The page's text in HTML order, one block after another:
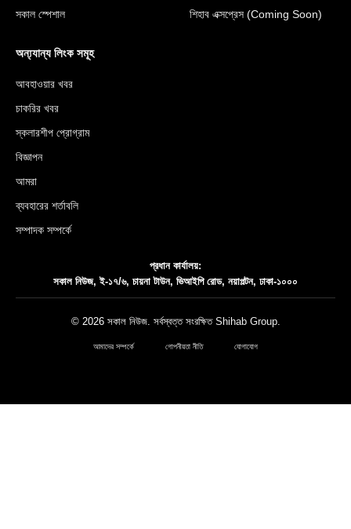
সকাল স্পেশাল
শিহাব এক্সপ্রেস (Coming Soon)
অন্য্যান্য লিংক সমূহ
আবহাওয়ার খবর
চাকরির খবর
স্কলারশীপ প্রোগ্রাম
বিজ্ঞাপন
আমরা
ব্যবহারের শর্তাবলি
সম্পাদক সম্পর্কে
প্রধান কার্যালয়:
সকাল নিউজ, ই-১৭/৬, চায়না টাউন, ভিআইপি রোড, নয়াপল্টন, ঢাকা-১০০০
© 2026 সকাল নিউজ. সর্বস্বত্ত সংরক্ষিত Shihab Group.
আমাদের সম্পর্কে গোপনীয়তা নীতি যোগাযোগ